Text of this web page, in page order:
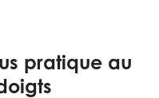
pratique au